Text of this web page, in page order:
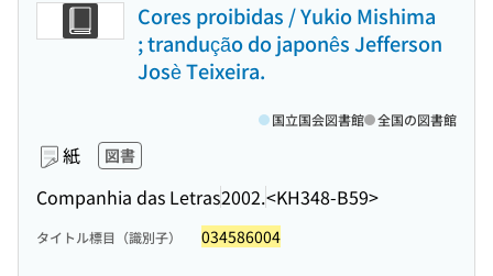
Cores proibidas / Yukio Mishima
; trandução do japonês Jefferson
Josè Teixeira.
紙 図書
Companhia das Letras2002.<KH348-B59>
国立国会図書館 全国の図書館
タイトル標目（識別子） 034586004